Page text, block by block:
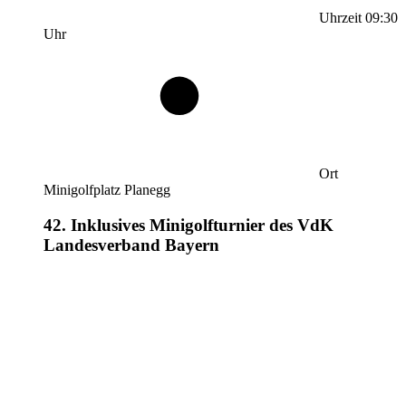
Uhrzeit 09:30
Uhr
Ort
Minigolfplatz Planegg
42. Inklusives Minigolfturnier des VdK
Landesverband Bayern